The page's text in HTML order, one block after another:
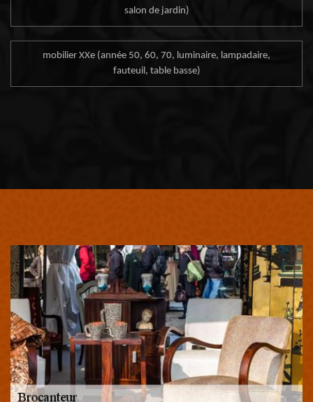
salon de jardin)
mobilier XXe (année 50, 60, 70, luminaire, lampadaire,
fauteuil, table basse)